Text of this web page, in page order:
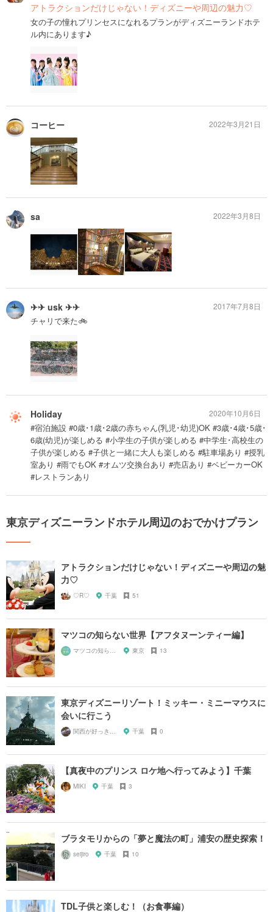
アトラクションだけじゃない！ディズニーや周辺の魅力♡
女の子の憧れプリンセスになれるプランがディズニーランドホテ
ル内にあります♪
コーヒー 2022年3月21日
sa 2022年3月8日
✈✈ usk ✈✈
チャリで来た🚲
2017年7月8日
Holiday
#宿泊施設 #0歳･1歳･2歳の赤ちゃん(乳児･幼児)OK #3歳･4歳･5歳･
6歳(幼児)が楽しめる #小学生の子供が楽しめる #中学生･高校生の
子供が楽しめる #子供と一緒に大人も楽しめる #駐車場あり #授乳
室あり #雨でもOK #オムツ交換台あり #売店あり #ベビーカーOK
#レストランあり
2020年10月6日
東京ディズニーランドホテル周辺のおでかけプラン
アトラクションだけじゃない！ディズニーや周辺の魅
力♡
♡R♡ 千葉 51
マツコの知らない世界【アフタヌーンティー編】
マツコの知らない世界マニア 東京 13
東京ディズニーリゾート！ミッキー・ミニーマウスに
会いに行こう
関西が好っきゃねん 千葉 0
【真夜中のプリンス ロケ地へ行ってみよう】千葉
MIKI 千葉 3
ブラタモリからの「夢と魔法の町」浦安の歴史探索！
seijiro 千葉 10
TDL子供と楽しむ！（お食事編）